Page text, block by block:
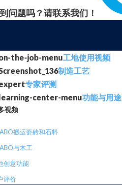
问题吗？请联系我们！
工地使用视频
制造工艺
专家评测
功能与用途
视频
搬运瓷砖和石料
与木工
创意功能
评价